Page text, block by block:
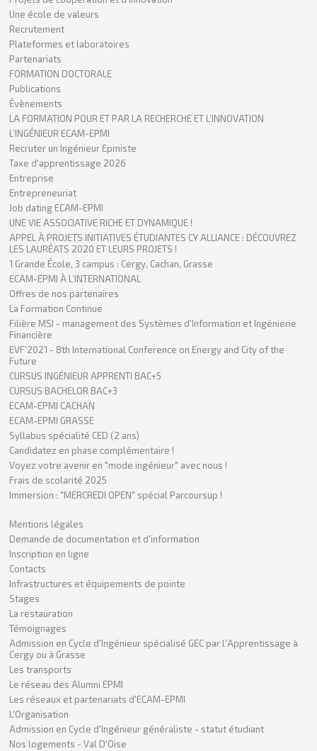
Une école de valeurs
Recrutement
Plateformes et laboratoires
Partenariats
FORMATION DOCTORALE
Publications
Évènements
LA FORMATION POUR ET PAR LA RECHERCHE ET L’INNOVATION
L’INGÉNIEUR ECAM-EPMI
Recruter un Ingénieur Epmiste
Taxe d'apprentissage 2026
Entreprise
Entrepreneuriat
Job dating ECAM-EPMI
UNE VIE ASSOCIATIVE RICHE ET DYNAMIQUE !
APPEL À PROJETS INITIATIVES ÉTUDIANTES CY ALLIANCE : DÉCOUVREZ
LES LAURÉATS 2020 ET LEURS PROJETS !
1 Grande École, 3 campus : Cergy, Cachan, Grasse
ECAM-EPMI À L’INTERNATIONAL
Offres de nos partenaires
La Formation Continue
Filière MSI - management des Systèmes d'Information et Ingénierie
Financière
EVF'2021 - 8th International Conference on Energy and City of the
Future
CURSUS INGÉNIEUR APPRENTI BAC+5
CURSUS BACHELOR BAC+3
ECAM-EPMI CACHAN
ECAM-EPMI GRASSE
Syllabus spécialité CED (2 ans)
Candidatez en phase complémentaire !
Voyez votre avenir en "mode ingénieur" avec nous !
Frais de scolarité 2025
Immersion : "MERCREDI OPEN" spécial Parcoursup !
Mentions légales
Demande de documentation et d'information
Inscription en ligne
Contacts
Infrastructures et équipements de pointe
Stages
La restauration
Témoignages
Admission en Cycle d'Ingénieur spécialisé GEC par l'Apprentissage à
Cergy ou à Grasse
Les transports
Le réseau des Alumni EPMI
Les réseaux et partenariats d'ECAM-EPMI
L'Organisation
Admission en Cycle d'Ingénieur généraliste - statut étudiant
Nos logements - Val D'Oise